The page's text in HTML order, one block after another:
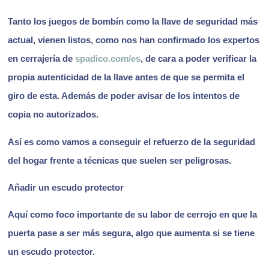
Tanto los juegos de bombín como la llave de seguridad más
actual, vienen listos, como nos han confirmado los expertos
en cerrajería de spadico.com/es, de cara a poder verificar la
propia autenticidad de la llave antes de que se permita el
giro de esta. Además de poder avisar de los intentos de
copia no autorizados.
Así es como vamos a conseguir el refuerzo de la seguridad
del hogar frente a técnicas que suelen ser peligrosas.
Añadir un escudo protector
Aquí como foco importante de su labor de cerrojo en que la
puerta pase a ser más segura, algo que aumenta si se tiene
un escudo protector.